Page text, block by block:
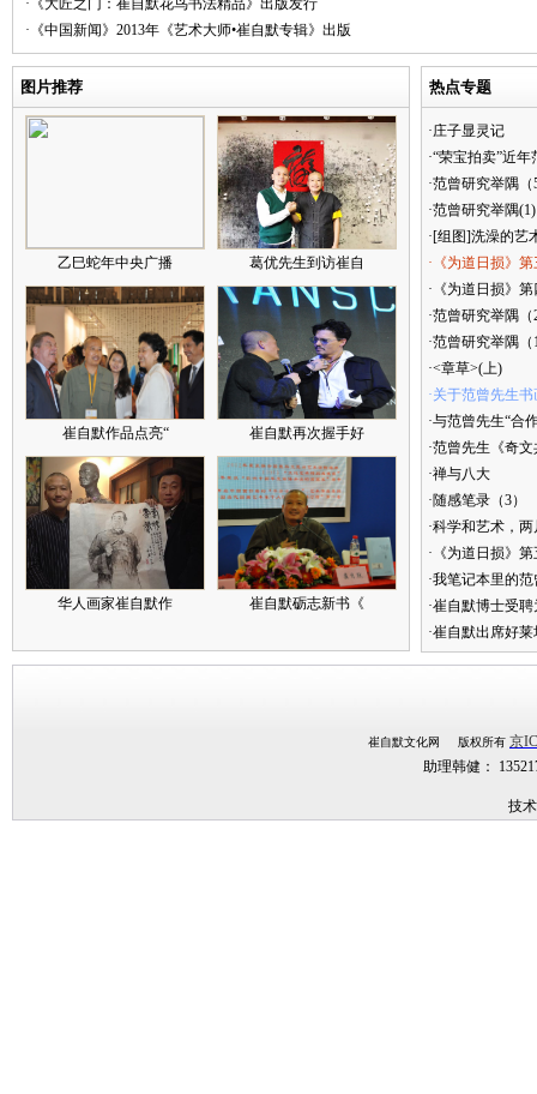
·《大匠之门：崔自默花鸟书法精品》出版发行
·《中国新闻》2013年《艺术大师•崔自默专辑》出版
图片推荐
乙巳蛇年中央广播 葛优先生到访崔自
崔自默作品点亮“ 崔自默再次握手好
华人画家崔自默作 崔自默砺志新书《
热点专题
·庄子显灵记
·“荣宝拍卖”近
·范曾研究举隅（
·范曾研究举隅(1)
·[组图]洗澡的艺
·《为道日损》
·《为道日损》
·范曾研究举隅（
·范曾研究举隅（
·<章草>(上)
·关于范曾先生
·与范曾先生“合
·范曾先生《奇
·禅与八大
·随感笔录（3）
·科学和艺术，
·《为道日损》
·我笔记本里的
·崔自默博士受
·崔自默出席好
崔自默文化网 版权所有 京
助理韩健：
技